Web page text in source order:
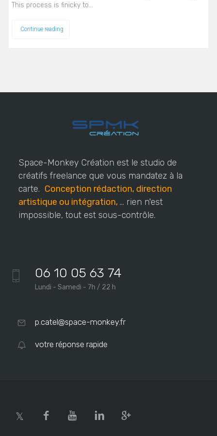
This process is finicky to…
Continue reading
Space-Monkey Création est le studio de
créatifs freelance que vous mandatez à la
carte. Conception rédaction, direction
artistique ou intégration, ... rien n'est
impossible, tout est sous-contrôle.
06 10 05 63 74
Lundi - Samedi - 7h / 22 h
p.catel@space-monkey.fr
votre réponse rapide